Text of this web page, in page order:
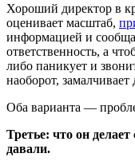
Хороший директор в
оценивает масштаб,
информацией и
ответственность, а
либо паникует и
наоборот, замалчивает
Оба варианта —
Третье: что он
давали.